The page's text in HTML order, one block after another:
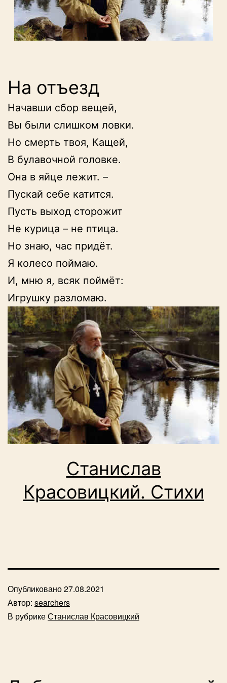
На отъезд
Начавши сбор вещей,
Вы были слишком ловки.
Но смерть твоя, Кащей,
В булавочной головке.
Она в яйце лежит. –
Пускай себе катится.
Пусть выход сторожит
Не курица – не птица.
Но знаю, час придёт.
Я колесо поймаю.
И, мню я, всяк поймёт:
Игрушку разломаю.
Станислав
Красовицкий. Стихи
Опубликовано27.08.2021
Автор: searchers
В рубрикеСтанислав Красовицкий